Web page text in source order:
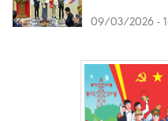
09/03/2026 -